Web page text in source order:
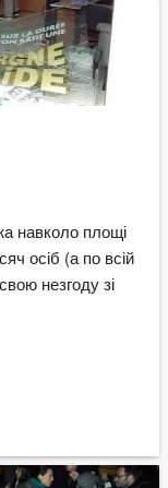
навколо площі
осіб (а по всій
незгоду зі